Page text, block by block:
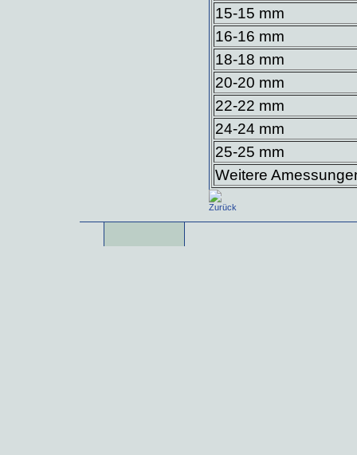
15-15 mm
16-16 mm
18-18 mm
20-20 mm
22-22 mm
24-24 mm
25-25 mm
Weitere
Zurück